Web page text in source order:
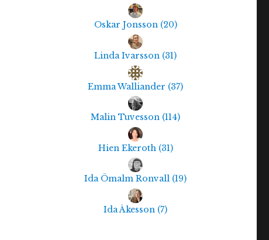
Oskar Jonsson (20)
Linda Ivarsson (31)
Emma Walliander (37)
Malin Tuvesson (114)
Hien Ekeroth (31)
Ida Ömalm Ronvall (19)
Ida Åkesson (7)